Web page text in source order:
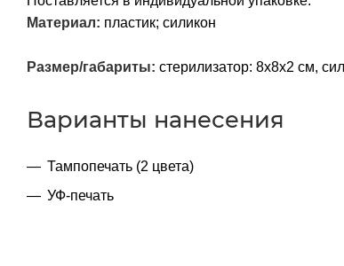
Материал: пластик; силикон
Размер/габариты: стерилизатор: 8х8х2 см,
Варианты нанесения
Тампопечать (2 цвета)
УФ-печать